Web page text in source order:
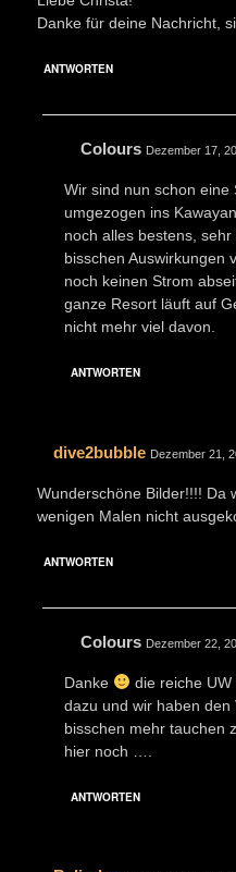
Danke für deine Nachricht,
ANTWORTEN
Colours Dezember 17,
Wir sind nun schon eine
umgezogen ins
noch alles bestens,
bisschen Auswirkungen
noch keinen Strom
ganze Resort läuft auf
nicht mehr viel davon.
ANTWORTEN
dive2bubble Dezember 21,
Wunderschöne Bilder!!!! Da
wenigen Malen nicht
ANTWORTEN
Colours Dezember 22,
Danke
die reiche
dazu und wir haben den
bisschen mehr tauchen
hier noch ….
ANTWORTEN